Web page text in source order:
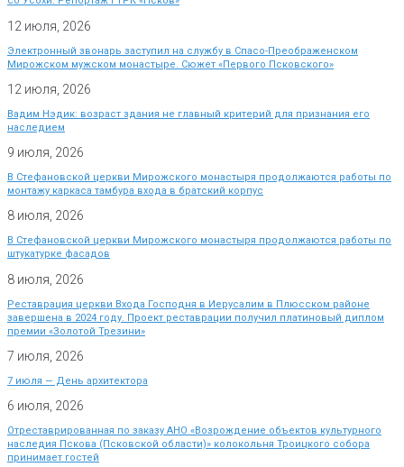
12 июля, 2026
Электронный звонарь заступил на службу в Спасо-Преображенском
Мирожском мужском монастыре. Сюжет «Первого Псковского»
12 июля, 2026
Вадим Нэдик: возраст здания не главный критерий для признания его
наследием
9 июля, 2026
В Стефановской церкви Мирожского монастыря продолжаются работы по
монтажу каркаса тамбура входа в братский корпус
8 июля, 2026
В Стефановской церкви Мирожского монастыря продолжаются работы по
штукатурке фасадов
8 июля, 2026
Реставрация церкви Входа Господня в Иерусалим в Плюсском районе
завершена в 2024 году. Проект реставрации получил платиновый диплом
премии «Золотой Трезини»
7 июля, 2026
7 июля — День архитектора
6 июля, 2026
Отреставрированная по заказу АНО «Возрождение объектов культурного
наследия Пскова (Псковской области)» колокольня Троицкого собора
принимает гостей